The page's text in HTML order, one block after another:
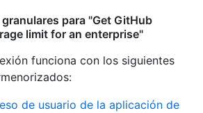
para "Get GitHub
limit for an enterprise"
funciona con los siguientes
:
de usuario de la aplicación de